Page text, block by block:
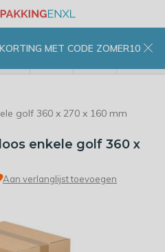
MET CODE ZOMER10
golf 360 x 270 x 160 mm
enkele golf 360 x
Aan verlanglijst toevoegen